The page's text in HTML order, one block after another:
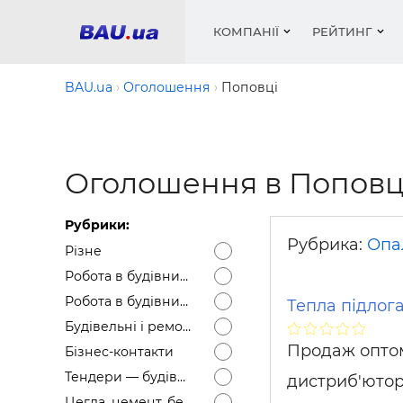
КОМПАНІЇ РЕЙТИНГ
Медіа
Вікна і
Сипучі
цемент
BAU.ua Оголошення Поповці
Оголошення в
Рубрики:
Різне
Робота в будівництві — Вакансії
Робота в будівництві — Резюме
Будівельні і ремонтні послуги
Бізнес-контакти
Тендери — будівельні
Рубрика:
Тепла
Продаж